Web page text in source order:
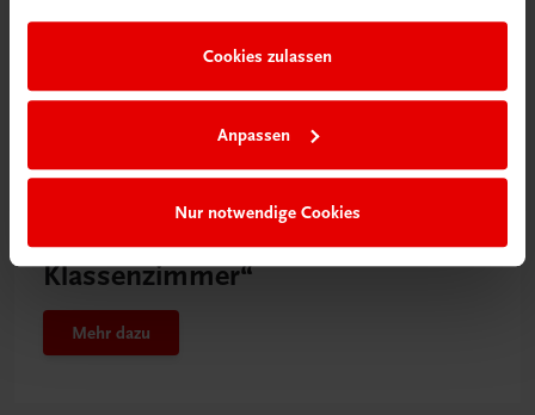
Cookies zulassen
Anpassen
Nur notwendige Cookies
Neu in der DigiBox
Das „Digitale
Klassenzimmer“
Mehr dazu